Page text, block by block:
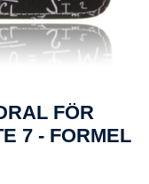
FÖR
7 - FORMEL